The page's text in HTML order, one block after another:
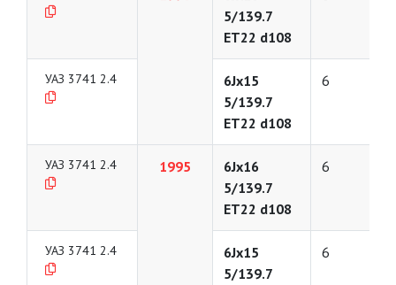
5/139.7
ET22 d108
УАЗ 3741 2.4
6Jx15
5/139.7
ET22 d108
6
УАЗ 3741 2.4 1995
6Jx16
5/139.7
ET22 d108
6
УАЗ 3741 2.4
6Jx15
5/139.7
6